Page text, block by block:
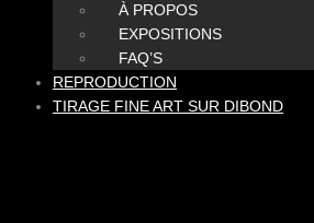
À PROPOS
EXPOSITIONS
FAQ’S
REPRODUCTION
TIRAGE FINE ART SUR DIBOND